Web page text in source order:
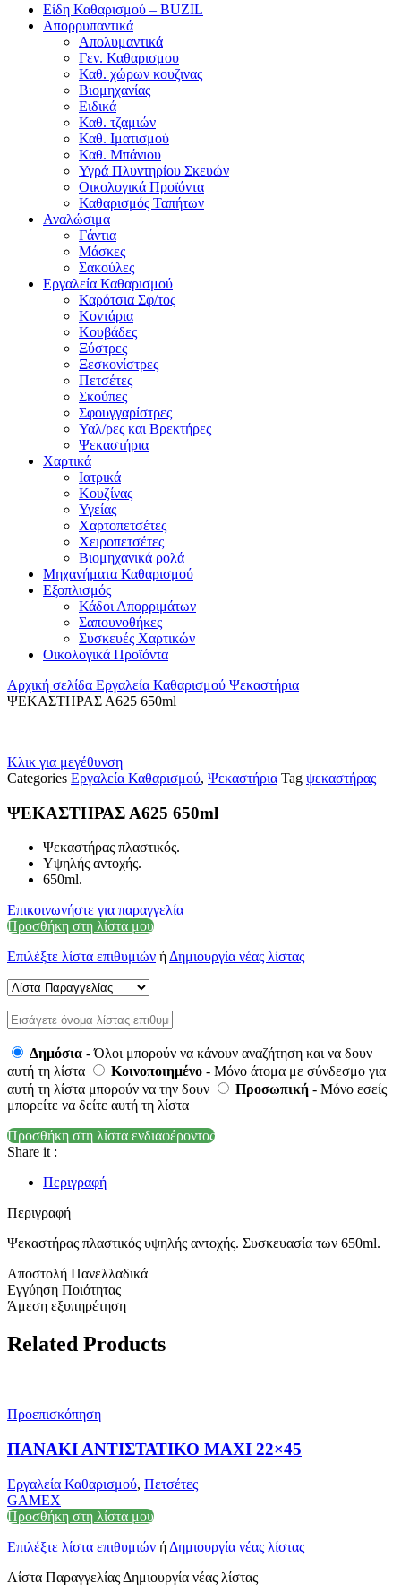
Είδη Καθαρισμού – BUZIL
Απορρυπαντικά
Απολυμαντικά
Γεν. Καθαρισμου
Καθ. χώρων κουζινας
Βιομηχανίας
Ειδικά
Καθ. τζαμιών
Καθ. Ιματισμού
Καθ. Μπάνιου
Υγρά Πλυντηρίου Σκευών
Οικολογικά Προϊόντα
Καθαρισμός Ταπήτων
Αναλώσιμα
Γάντια
Μάσκες
Σακούλες
Εργαλεία Καθαρισμού
Καρότσια Σφ/τος
Κοντάρια
Κουβάδες
Ξύστρες
Ξεσκονίστρες
Πετσέτες
Σκούπες
Σφουγγαρίστρες
Υαλ/ρες και Βρεκτήρες
Ψεκαστήρια
Χαρτικά
Ιατρικά
Κουζίνας
Υγείας
Χαρτοπετσέτες
Χειροπετσέτες
Βιομηχανικά ρολά
Μηχανήματα Καθαρισμού
Εξοπλισμός
Κάδοι Απορριμάτων
Σαπουνοθήκες
Συσκευές Χαρτικών
Οικολογικά Προϊόντα
Αρχική σελίδα Εργαλεία Καθαρισμού Ψεκαστήρια
ΨΕΚΑΣΤΗΡΑΣ Α625 650ml
Κλικ για μεγέθυνση
Categories Εργαλεία Καθαρισμού, Ψεκαστήρια Tag ψεκαστήρας
ΨΕΚΑΣΤΗΡΑΣ Α625 650ml
Ψεκαστήρας πλαστικός.
Υψηλής αντοχής.
650ml.
Επικοινωνήστε για παραγγελία
Προσθήκη στη λίστα μου
Επιλέξτε λίστα επιθυμιών ή Δημιουργία νέας λίστας
Δημόσια - Όλοι μπορούν να κάνουν αναζήτηση και να δουν
αυτή τη λίστα
Κοινοποιημένο - Μόνο άτομα με σύνδεσμο για
αυτή τη λίστα μπορούν να την δουν
Προσωπική - Μόνο εσείς
μπορείτε να δείτε αυτή τη λίστα
Προσθήκη στη λίστα ενδιαφέροντος
Share it :
Περιγραφή
Περιγραφή
Ψεκαστήρας πλαστικός υψηλής αντοχής. Συσκευασία των 650ml.
Αποστολή Πανελλαδικά
Εγγύηση Ποιότητας
Άμεση εξυπηρέτηση
Related Products
Προεπισκόπηση
ΠΑΝΑΚΙ ΑΝΤΙΣΤΑΤΙΚΟ ΜΑΧΙ 22×45
Εργαλεία Καθαρισμού, Πετσέτες
GAMEX
Προσθήκη στη λίστα μου
Επιλέξτε λίστα επιθυμιών ή Δημιουργία νέας λίστας
Λίστα Παραγγελίας Δημιουργία νέας λίστας